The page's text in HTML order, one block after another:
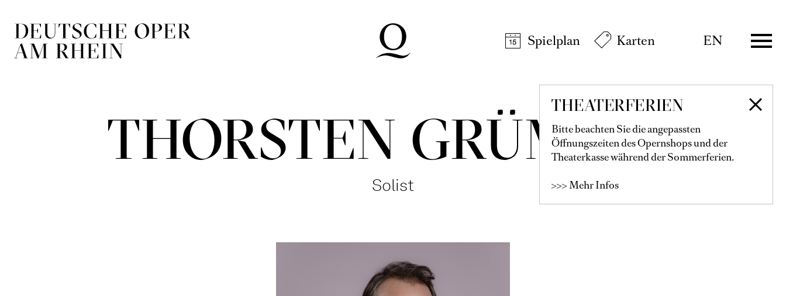
Spielplan
Karten EN
THEATERFERIEN
Bitte beachten Sie die angepassten
Öffnungszeiten des Opernshops und der
Theaterkasse während der Sommerferien.
>>> Mehr Infos
THORSTEN GRÜMBEL
Solist